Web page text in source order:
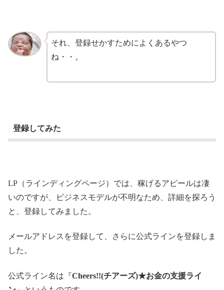
それ、登録せかすためによくあるやつ
ね・・。
登録してみた
LP（ラインディングページ）では、稼げるアピールは凄
いのですが、ビジネスモデルが不明なため、詳細を探ろう
と、登録してみました。
メールアドレスを登録して、さらに公式ラインを登録しま
した。
公式ライン名は『Cheers!!(チアーズ)★お金の支援ライ